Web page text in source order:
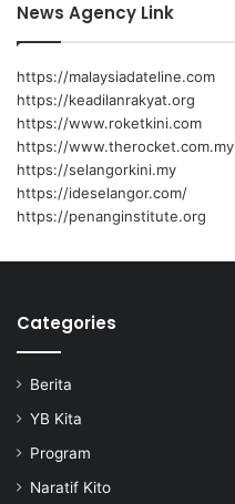
u
a
r
i
i
n
i
News Agency Link
https://malaysiadateline.com
https://keadilanrakyat.org
https://www.roketkini.com
https://www.therocket.com.my
https://selangorkini.my
https://ideselangor.com/
https://penanginstitute.org
Categories
Berita
YB Kita
Program
Naratif Kito